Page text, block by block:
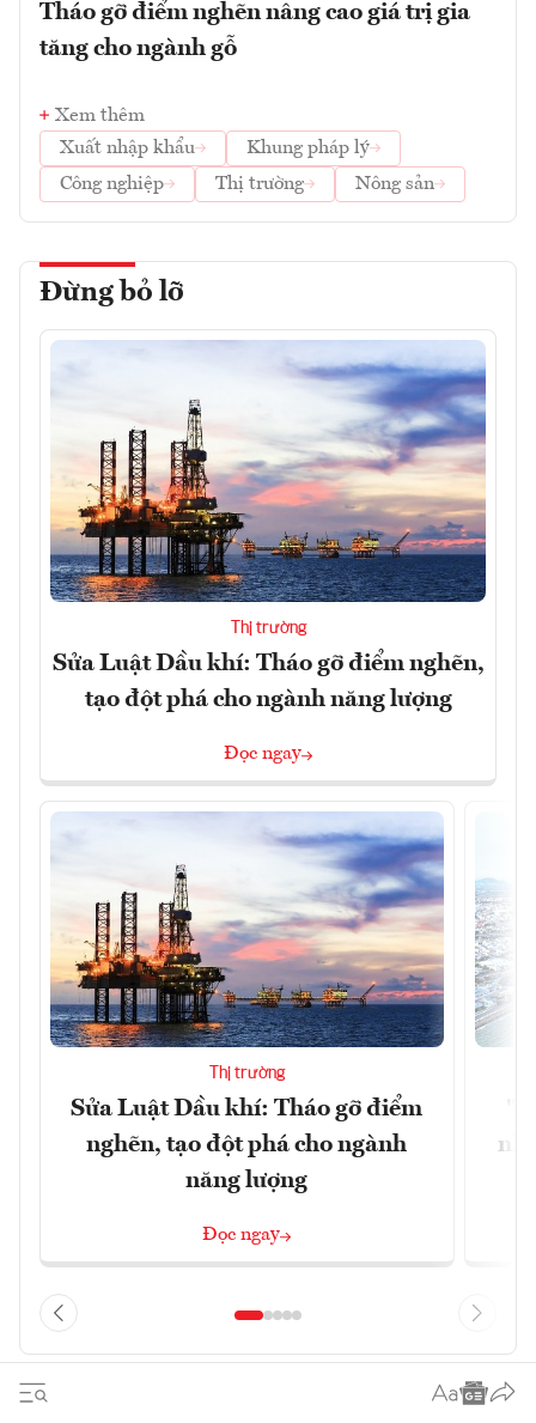
Tháo gỡ điểm nghẽn nâng cao giá trị gia
tăng cho ngành gỗ
Xem thêm
Xuất nhập khẩu
Khung pháp lý
Công nghiệp
Thị trường Nông sản
Đừng bỏ lỡ
Thị trường
Sửa Luật Dầu khí: Tháo gỡ điểm nghẽn,
tạo đột phá cho ngành năng lượng
Đọc ngay
Thị trường
Sửa Luật Dầu khí: Tháo gỡ điểm
nghẽn, tạo đột phá cho ngành
năng lượng
Đọc ngay